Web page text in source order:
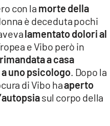
con la morte della
è deceduta pochi
lamentato dolori al
e Vibo però in
rimandata a casa
uno psicologo . Dopo la
di Vibo haaperto
sul corpo della